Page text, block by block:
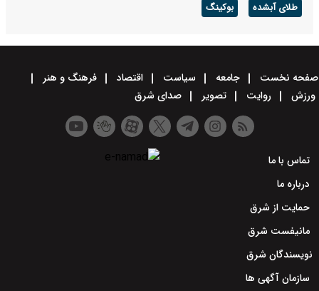
طلای آبشده بوکینگ
صفحه نخست جامعه سیاست اقتصاد
فرهنگ و هنر
ورزش
روایت تصویر صدای شرق
تماس با ما
درباره ما
حمایت از شرق
مانیفست شرق
نویسندگان شرق
سازمان آگهی ها